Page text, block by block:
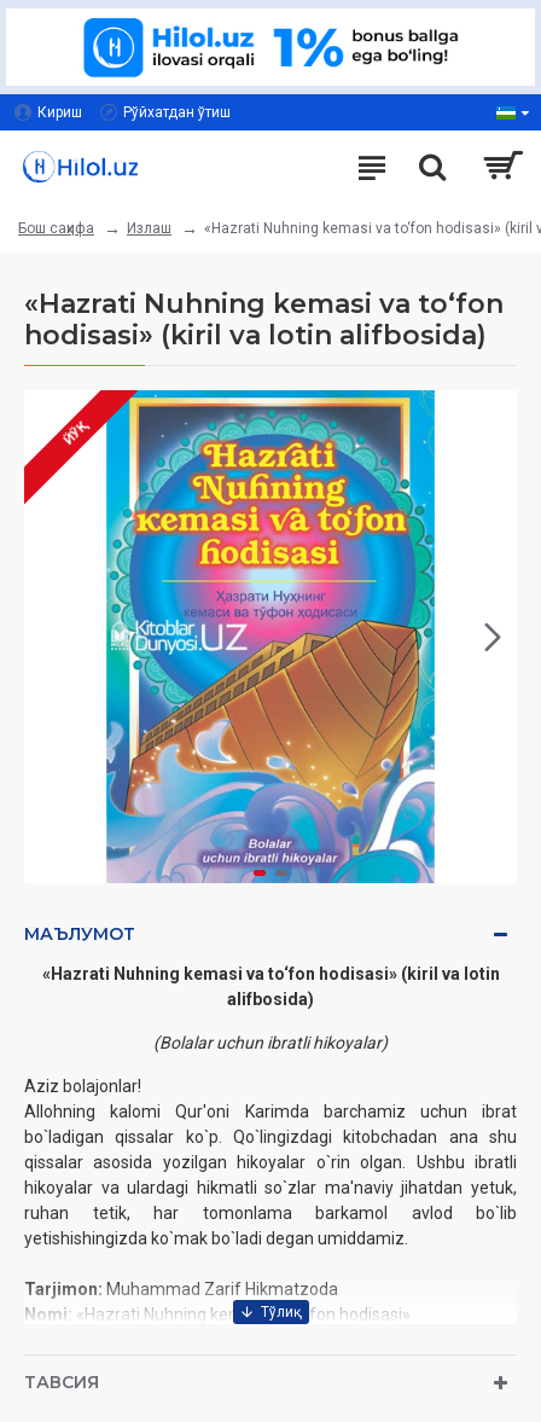
Кириш Рўйхатдан ўтиш
Бош саҳифа Излаш «Hazrati Nuhning kemasi va to‘fon hodisasi» (kiril
«Hazrati Nuhning kemasi va to‘fon
hodisasi» (kiril va lotin alifbosida)
ЙЎҚ
МАЪЛУМОТ
«Hazrati Nuhning kemasi va to‘fon hodisasi» (kiril va lotin
alifbosida)
(Bolalar uchun ibratli hikoyalar)
Aziz bolajonlar!
Allohning kalomi Qur'oni Karimda barchamiz uchun ibrat
bo`ladigan qissalar ko`p. Qo`lingizdagi kitobchadan ana shu
qissalar asosida yozilgan hikoyalar o`rin olgan. Ushbu ibratli
hikoyalar va ulardagi hikmatli so`zlar ma'naviy jihatdan yetuk,
ruhan tetik, har tomonlama barkamol avlod bo`lib
yetishishingizda ko`mak bo`ladi degan umiddamiz.
Tarjimon: Muhammad Zarif Hikmatzoda
Nomi: «Hazrati Nuhning kemasi va to‘fon hodisasi»
Hajmi:32-bet
ТАВСИЯ